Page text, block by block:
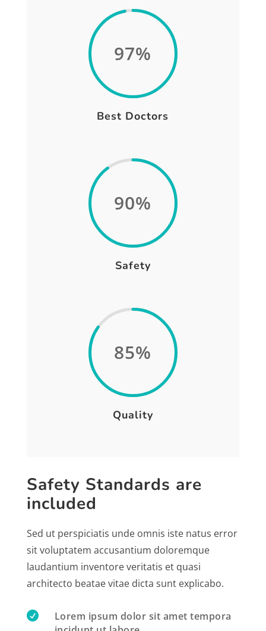
97%
Best Doctors
90%
Safety
85%
Quality
Safety Standards are
included
Sed ut perspiciatis unde omnis iste natus error
sit voluptatem accusantium doloremque
laudantium inventore veritatis et quasi
architecto beatae vitae dicta sunt explicabo.

Lorem ipsum dolor sit amet tempora